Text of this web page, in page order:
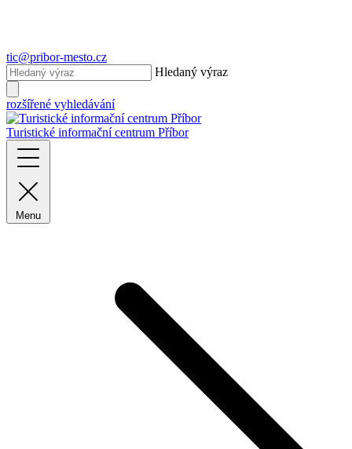
tic@pribor-mesto.cz
Hledaný výraz
rozšířené vyhledávání
Turistické informační centrum Příbor
Menu